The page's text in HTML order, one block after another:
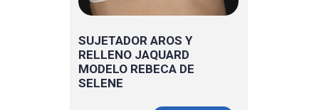
SUJETADOR AROS Y
RELLENO JAQUARD
MODELO REBECA DE
SELENE